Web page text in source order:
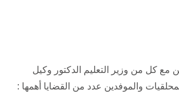
مع كل من وزير التعليم الدكتور وكيل
والموفدين عدد من القضايا أهمها :